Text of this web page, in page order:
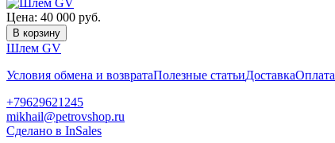
Цена: 40 000 руб.
В корзину
Шлем GV
Условия обмена и возвратаПолезные статьиДоставкаОплата
+79629621245
mikhail@petrovshop.ru
Сделано в InSales